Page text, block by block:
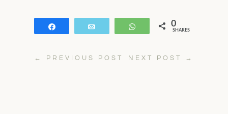
WhatsApp
0
SHARES
← PREVIOUS POST NEXT POST →